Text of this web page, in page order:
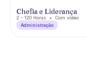
Chefia e Liderança
2 - 120 Horas
Com vídeo
Administração